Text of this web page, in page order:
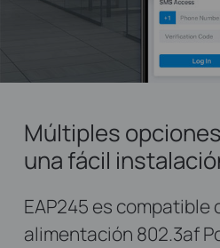
Múltiples
una fácil
EAP245 es compatible
alimentación 802.3af